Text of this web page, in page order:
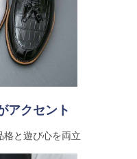
アクセント
格と遊び心を両立